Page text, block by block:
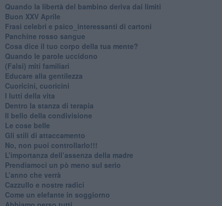
​Quando la libertà del bambino deriva dai limiti
Buon XXV Aprile
​Frasi celebri e psico_interessanti di cartoni
​Panchine rosso sangue
​Cosa dice il tuo corpo della tua mente?
​Quando le parole uccidono
​(Falsi) miti familiari
​Educare alla gentilezza
​Cuoricini, cuoricini
I lutti della vita
​Dentro la stanza di terapia
​Il bello della condivisione
Le cose belle
​Gli stili di attaccamento
No, non puoi controllarlo!!!
​L’importanza dell’assenza della madre
​Prendiamoci un pò meno sul serio
​L’anno che verrà
​Cazzullo e nostre radici
​Come un elefante in soggiorno